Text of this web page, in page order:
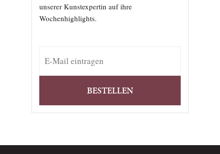
unserer Kunstexpertin auf ihre
Wochenhighlights.
BESTELLEN